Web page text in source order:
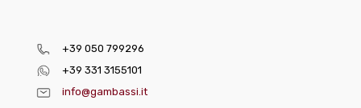
+39 050 799296
+39 331 3155101
info@gambassi.it